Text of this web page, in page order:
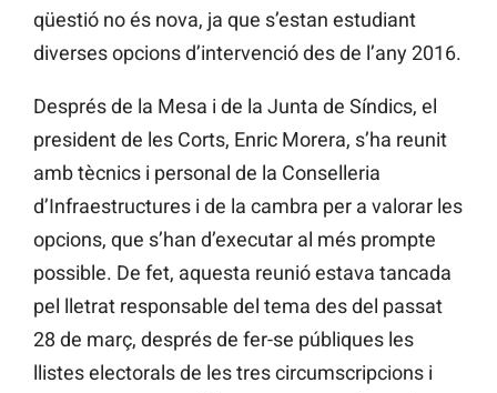
qüestió no és nova, ja que s’estan estudiant
diverses opcions d’intervenció des de l’any 2016.
Després de la Mesa i de la Junta de Síndics, el
president de les Corts, Enric Morera, s’ha reunit
amb tècnics i personal de la Conselleria
d’Infraestructures i de la cambra per a valorar les
opcions, que s’han d’executar al més prompte
possible. De fet, aquesta reunió estava tancada
pel lletrat responsable del tema des del passat
28 de març, després de fer-se públiques les
llistes electorals de les tres circumscripcions i